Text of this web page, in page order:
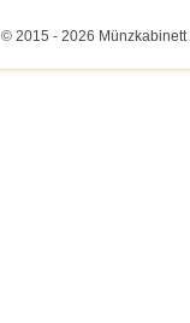
© 2015 - 2026